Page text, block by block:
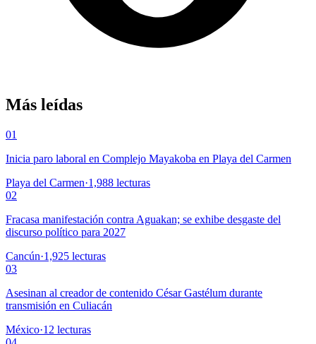
Más leídas
01
Inicia paro laboral en Complejo Mayakoba en Playa del Carmen
Playa del Carmen·1,988 lecturas
02
Fracasa manifestación contra Aguakan; se exhibe desgaste del
discurso político para 2027
Cancún·1,925 lecturas
03
Asesinan al creador de contenido César Gastélum durante
transmisión en Culiacán
México·12 lecturas